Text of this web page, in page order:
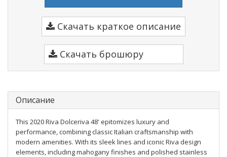
Скачать краткое описание
Скачать брошюру
Описание
This 2020 Riva Dolceriva 48' epitomizes luxury and
performance, combining classic Italian craftsmanship with
modern amenities. With its sleek lines and iconic Riva design
elements, including mahogany finishes and polished stainless